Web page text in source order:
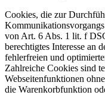
Cookies, die zur
von Art. 6 Abs. 1 lit. f
berechtigtes Interesse an
fehlerfreien und
Zahlreiche Cookies sind
Webseitenfunktionen
die Warenkorbfunktion